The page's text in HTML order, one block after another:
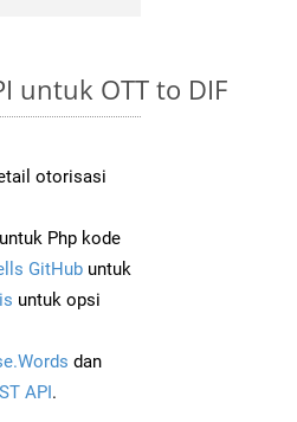
untuk OTT to DIF
otorisasi
Php kode
GitHub untuk
untuk opsi
dan
API.